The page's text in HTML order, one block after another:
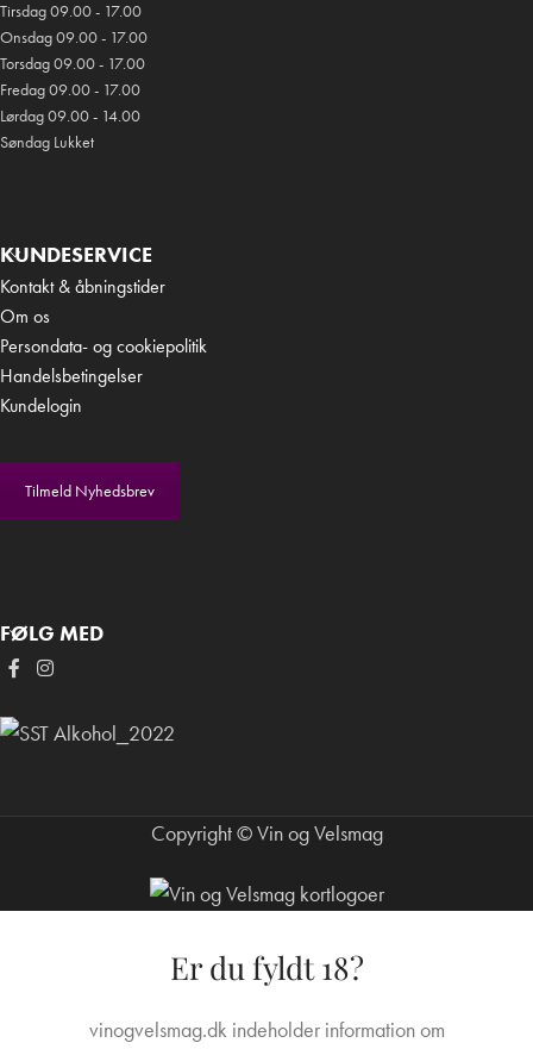
Tirsdag 09.00 - 17.00
Onsdag 09.00 - 17.00
Torsdag 09.00 - 17.00
Fredag 09.00 - 17.00
Lørdag 09.00 - 14.00
Søndag Lukket
KUNDESERVICE
Kontakt & åbningstider
Om os
Persondata- og cookiepolitik
Handelsbetingelser
Kundelogin
Tilmeld Nyhedsbrev
FØLG MED
Copyright © Vin og Velsmag
Er du fyldt 18?
vinogvelsmag.dk indeholder information om